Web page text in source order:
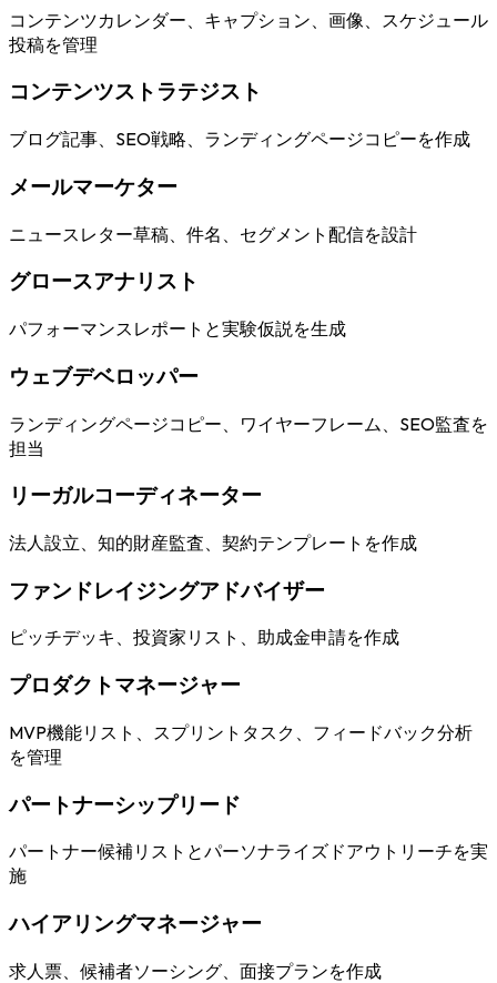
コンテンツカレンダー、キャプション、画像、スケジュール
投稿を管理
コンテンツストラテジスト
ブログ記事、SEO戦略、ランディングページコピーを作成
メールマーケター
ニュースレター草稿、件名、セグメント配信を設計
グロースアナリスト
パフォーマンスレポートと実験仮説を生成
ウェブデベロッパー
ランディングページコピー、ワイヤーフレーム、SEO監査を
担当
リーガルコーディネーター
法人設立、知的財産監査、契約テンプレートを作成
ファンドレイジングアドバイザー
ピッチデッキ、投資家リスト、助成金申請を作成
プロダクトマネージャー
MVP機能リスト、スプリントタスク、フィードバック分析
を管理
パートナーシップリード
パートナー候補リストとパーソナライズドアウトリーチを実
施
ハイアリングマネージャー
求人票、候補者ソーシング、面接プランを作成